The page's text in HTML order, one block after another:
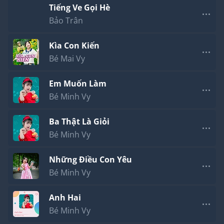
Tiếng Ve Gọi Hè
Bảo Trân
Kìa Con Kiến
Bé Mai Vy
Em Muốn Làm
Bé Minh Vy
Ba Thật Là Giỏi
Bé Minh Vy
Những Điều Con Yêu
Bé Minh Vy
Anh Hai
Bé Minh Vy